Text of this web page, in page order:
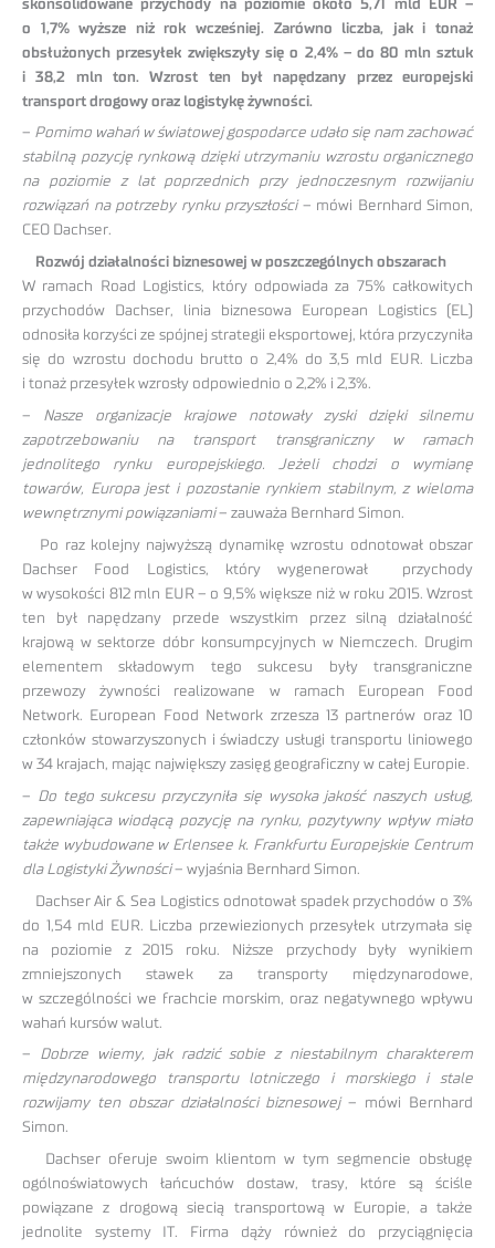
skonsolidowane przychody na poziomie około 5,71 mld EUR –
o 1,7% wyższe niż rok wcześniej. Zarówno liczba, jak i tonaż
obsłużonych przesyłek zwiększyły się o 2,4% – do 80 mln sztuk
i 38,2 mln ton. Wzrost ten był napędzany przez europejski
transport drogowy oraz logistykę żywności.
– Pomimo wahań w światowej gospodarce udało się nam zachować
stabilną pozycję rynkową dzięki utrzymaniu wzrostu organicznego
na poziomie z lat poprzednich przy jednoczesnym rozwijaniu
rozwiązań na potrzeby rynku przyszłości– mówi Bernhard Simon,
CEO Dachser.
Rozwój działalności biznesowej w poszczególnych obszarach
W ramach Road Logistics, który odpowiada za 75% całkowitych
przychodów Dachser, linia biznesowa European Logistics (EL)
odnosiła korzyści ze spójnej strategii eksportowej, która przyczyniła
się do wzrostu dochodu brutto o 2,4% do 3,5 mld EUR. Liczba
i tonaż przesyłek wzrosły odpowiednio o 2,2% i 2,3%.
– Nasze organizacje krajowe notowały zyski dzięki silnemu
zapotrzebowaniu na transport transgraniczny w ramach
jednolitego rynku europejskiego. Jeżeli chodzi o wymianę
towarów, Europa jest i pozostanie rynkiem stabilnym, z wieloma
wewnętrznymi powiązaniami– zauważa Bernhard Simon.
Po raz kolejny najwyższą dynamikę wzrostu odnotował obszar
Dachser Food Logistics, który wygenerował przychody
w wysokości 812 mln EUR – o 9,5% większe niż w roku 2015. Wzrost
ten był napędzany przede wszystkim przez silną działalność
krajową w sektorze dóbr konsumpcyjnych w Niemczech. Drugim
elementem składowym tego sukcesu były transgraniczne
przewozy żywności realizowane w ramach European Food
Network. European Food Network zrzesza 13 partnerów oraz 10
członków stowarzyszonych i świadczy usługi transportu liniowego
w 34 krajach, mając największy zasięg geograficzny w całej Europie.
– Do tego sukcesu przyczyniła się wysoka jakość naszych usług,
zapewniająca wiodącą pozycję na rynku, pozytywny wpływ miało
także wybudowane w Erlensee k. Frankfurtu Europejskie Centrum
dla Logistyki Żywności– wyjaśnia Bernhard Simon.
Dachser Air & Sea Logistics odnotował spadek przychodów o 3%
do 1,54 mld EUR. Liczba przewiezionych przesyłek utrzymała się
na poziomie z 2015 roku. Niższe przychody były wynikiem
zmniejszonych stawek za transporty międzynarodowe,
w szczególności we frachcie morskim, oraz negatywnego wpływu
wahań kursów walut.
– Dobrze wiemy, jak radzić sobie z niestabilnym charakterem
międzynarodowego transportu lotniczego i morskiego i stale
rozwijamy ten obszar działalności biznesowej– mówi Bernhard
Simon.
Dachser oferuje swoim klientom w tym segmencie obsługę
ogólnoświatowych łańcuchów dostaw, trasy, które są ściśle
powiązane z drogową siecią transportową w Europie, a także
jednolite systemy IT. Firma dąży również do przyciągnięcia